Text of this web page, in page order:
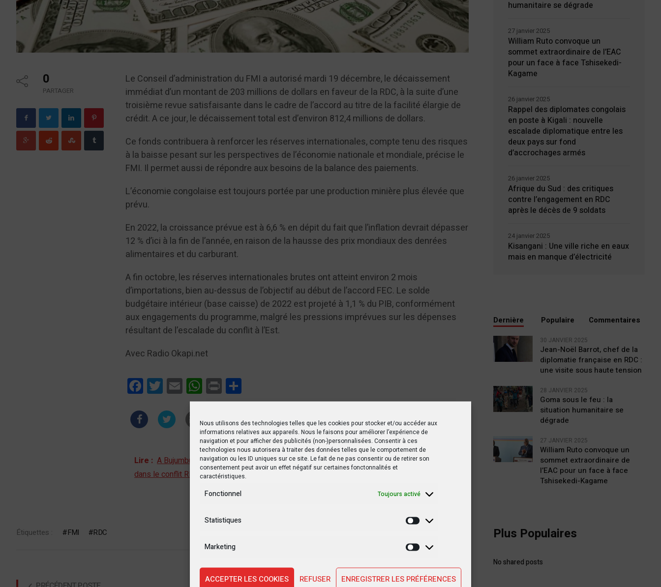
Nous utilisons des technologies telles que les cookies pour stocker et/ou accéder aux
informations relatives aux appareils. Nous le faisons pour améliorer l’expérience de
navigation et pour afficher des publicités (non-)personnalisées. Consentir à ces
technologies nous autorisera à traiter des données telles que le comportement de
navigation ou les ID uniques sur ce site. Le fait de ne pas consentir ou de retirer son
consentement peut avoir un effet négatif sur certaines fonctonnalités et
caractéristiques.
Fonctionnel Toujours activé
Statistiques
Statistiques
Marketing
Marketing
ACCEPTER LES COOKIES REFUSER ENREGISTRER LES PRÉFÉRENCES
0
PARTAGER
Le Conseil d’administration du FMI a autorisé mardi 19 décembre, le décaissement
immédiat d’un montant de 203 millions de dollars en faveur de la RDC, à la suite d’une
troisième revue satisfaisante dans le cadre de l’accord au titre de la facilité élargie de
crédit. A ce jour, le décaissement total est d’environ 812,4 millions de dollars.
Ce fonds contribuera à renforcer les réserves internationales, compte tenu des risques
à la baisse pesant sur les perspectives de l’économie nationale et mondiale, précise le
FMI. Il permet aussi de répondre aux besoins de la balance des paiements.
L’économie congolaise est toujours portée par une production minière plus élevée que
prévu.
En 2022, la croissance prévue est à 6,6 % en dépit du fait que l’inflation devrait dépasser
12 % d’ici à la fin de l’année, en raison de la hausse des prix mondiaux des denrées
alimentaires et du carburant.
A fin octobre, les réserves internationales brutes ont atteint environ 2 mois
d’importations, bien au-dessus de l’objectif au début de l’accord FEC. Le solde
budgétaire intérieur (base caisse) de 2022 est projeté à 1,1 % du PIB, conformément
aux engagements du programme, malgré les pressions imprévues sur les dépenses
résultant de l’escalade du conflit à l’Est.
Avec Radio Okapi.net
FacebookTwitterEmail WhatsApp
Print
Lire : A Bujumbura, les dirigeants d'Afrique de l'Est appellent au « cessez-le-feu immédiat »
dans le conflit RDC-M23
Étiquettes : FMI RDC
humanitaire se dégrade
William Ruto convoque un
sommet extraordinaire de l’EAC
pour un face à face Tshisekedi-
Kagame
27 janvier 2025
Rappel des diplomates congolais
en poste à Kigali : nouvelle
escalade diplomatique entre les
deux pays sur fond
d’accrochages armés
26 janvier 2025
Afrique du Sud : des critiques
contre l’engagement en RDC
après le décès de 9 soldats
26 janvier 2025
Kisangani : Une ville riche en eaux
mais en manque d’électricité
24 janvier 2025
Dernière Populaire Commentaires
30 JANVIER 2025
Jean-Noël Barrot, chef de la
diplomatie française en RDC :
une visite sous haute tension
28 JANVIER 2025
Goma sous le feu : la
situation humanitaire se
dégrade
27 JANVIER 2025
William Ruto convoque un
sommet extraordinaire de
l’EAC pour un face à face
Tshisekedi-Kagame
Plus Populaires
No shared posts